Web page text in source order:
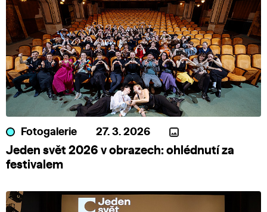
Fotogalerie 27. 3. 2026
Jeden svět 2026 v obrazech: ohlédnutí za
festivalem